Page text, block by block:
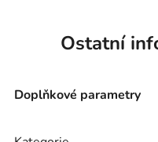
Ostatní
Doplňkové parametry